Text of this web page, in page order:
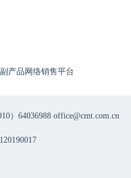
产品网络销售平台
）64036988 office@cmt.com.cn